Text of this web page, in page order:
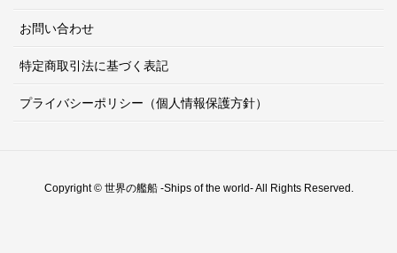
お問い合わせ
特定商取引法に基づく表記
プライバシーポリシー（個人情報保護方針）
Copyright © 世界の艦船 -Ships of the world- All Rights Reserved.